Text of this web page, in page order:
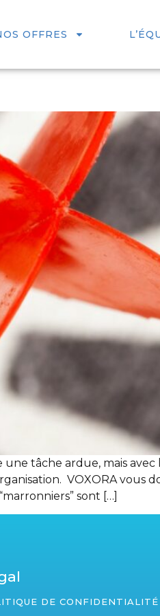
OFFRES
tâche ardue, mais avec
VOXORA vous
sont […]
DE CONFIDENTIALITÉ